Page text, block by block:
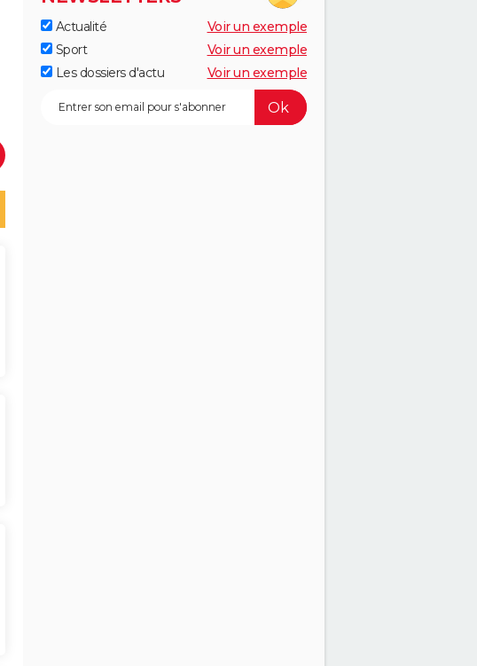
Actualité
Voir un exemple
Sport
Voir un exemple
Les dossiers d'actu
Voir un exemple